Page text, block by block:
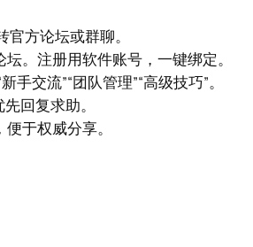
官方论坛或群聊。
。注册用软件账号，一键绑定。
交流”“团队管理”“高级技巧”。
回复求助。
于权威分享。